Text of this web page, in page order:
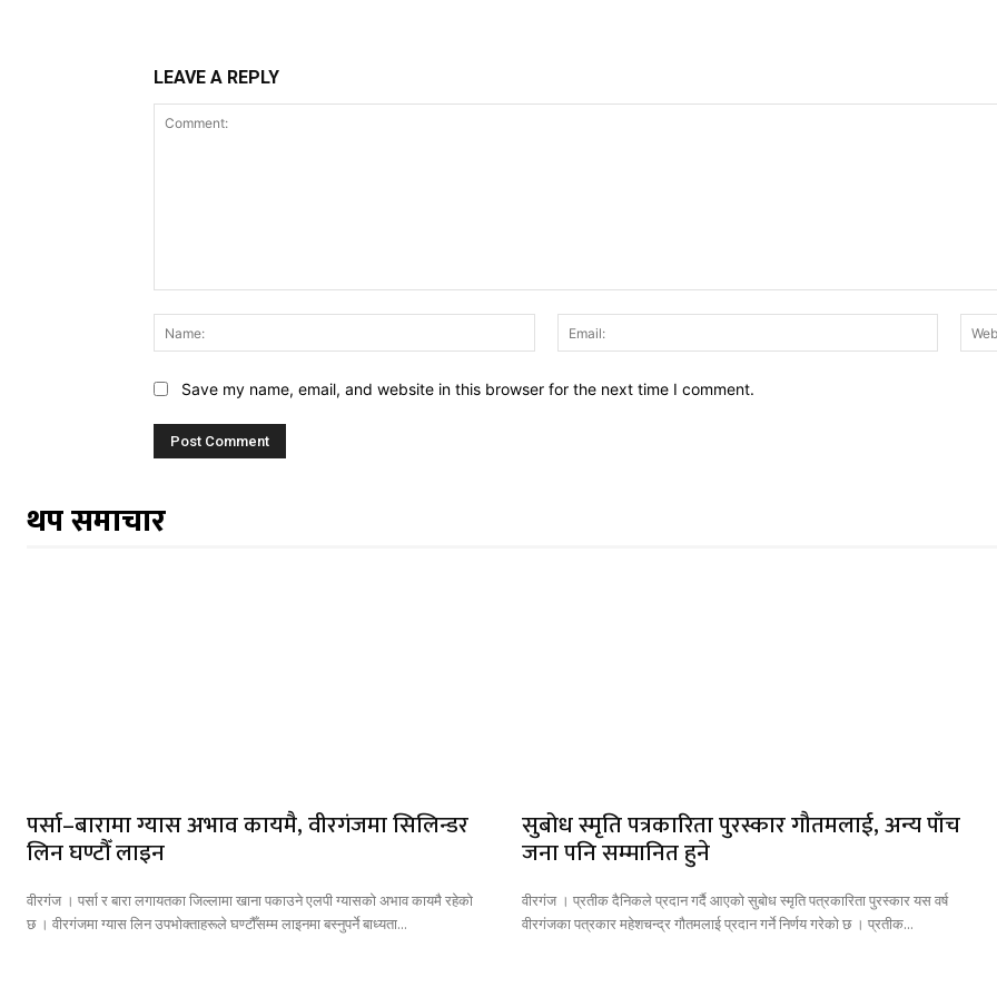
LEAVE A REPLY
Name:
Email:
Save my name, email, and website in this browser for the next time I comment.
थप समाचार
पर्सा–बारामा ग्यास अभाव कायमै, वीरगंजमा सिलिन्डर
लिन घण्टौँ लाइन
वीरगंज । पर्सा र बारा लगायतका जिल्लामा खाना पकाउने एलपी ग्यासको अभाव कायमै रहेको
छ । वीरगंजमा ग्यास लिन उपभोक्ताहरूले घण्टौँसम्म लाइनमा बस्नुपर्ने बाध्यता...
सुबोध स्मृति पत्रकारिता पुरस्कार गौतमलाई, अन्य पाँच
जना पनि सम्मानित हुने
वीरगंज । प्रतीक दैनिकले प्रदान गर्दै आएको सुबोध स्मृति पत्रकारिता पुरस्कार यस वर्ष
वीरगंजका पत्रकार महेशचन्द्र गौतमलाई प्रदान गर्ने निर्णय गरेको छ । प्रतीक...